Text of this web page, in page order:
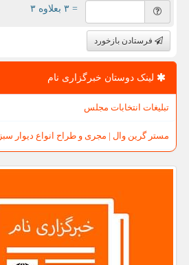
= ۳ بعلاوه ۳
فرستادن بازخورد
لینک دوستان خبرگزاری نام
تبلیغات انتخابات مجلس
مستر گرین وال | مجری و طراح انواع دیوار سبز